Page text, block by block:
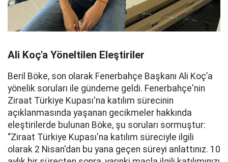
Ali Koç'a Yöneltilen Eleştiriler
Beril Böke, son olarak Fenerbahçe Başkanı Ali Koç’a
yönelik soruları ile gündeme geldi. Fenerbahçe'nin
Ziraat Türkiye Kupası'na katılım sürecinin
açıklanmasında yaşanan gecikmeler hakkında
eleştirilerde bulunan Böke, şu soruları sormuştur:
“Ziraat Türkiye Kupası'na katılım süreciyle ilgili
olarak 2 Nisan'dan bu yana geçen süreyi anlattınız. 10